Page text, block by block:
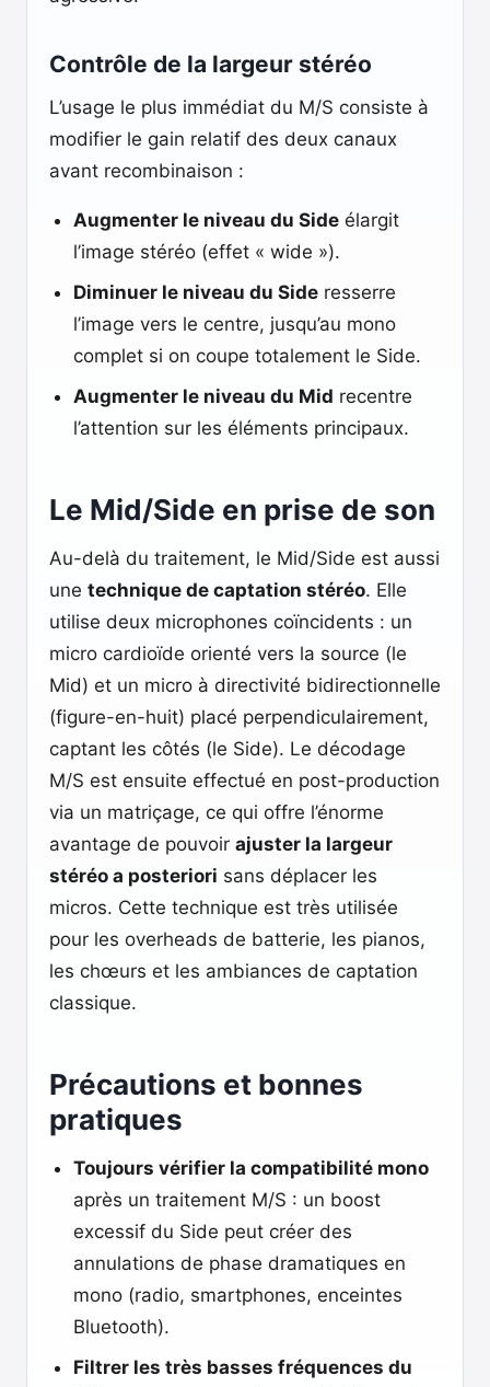
Contrôle de la largeur stéréo
L’usage le plus immédiat du M/S consiste à
modifier le gain relatif des deux canaux
avant recombinaison :
Augmenter le niveau du Side élargit
l’image stéréo (effet « wide »).
Diminuer le niveau du Side resserre
l’image vers le centre, jusqu’au mono
complet si on coupe totalement le Side.
Augmenter le niveau du Mid recentre
l’attention sur les éléments principaux.
Le Mid/Side en prise de son
Au-delà du traitement, le Mid/Side est aussi
une technique de captation stéréo. Elle
utilise deux microphones coïncidents : un
micro cardioïde orienté vers la source (le
Mid) et un micro à directivité bidirectionnelle
(figure-en-huit) placé perpendiculairement,
captant les côtés (le Side). Le décodage
M/S est ensuite effectué en post-production
via un matriçage, ce qui offre l’énorme
avantage de pouvoir ajuster la largeur
stéréo a posteriori sans déplacer les
micros. Cette technique est très utilisée
pour les overheads de batterie, les pianos,
les chœurs et les ambiances de captation
classique.
Précautions et bonnes
pratiques
Toujours vérifier la compatibilité mono
après un traitement M/S : un boost
excessif du Side peut créer des
annulations de phase dramatiques en
mono (radio, smartphones, enceintes
Bluetooth).
Filtrer les très basses fréquences du